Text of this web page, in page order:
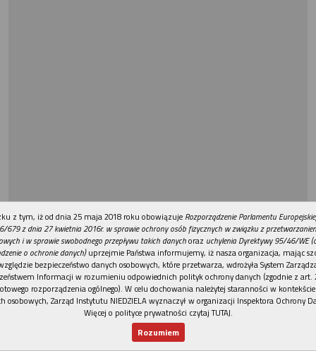
REKLAMA
z tym, iż od dnia 25 maja 2018 roku obowiązuje Rozporządzenie Parlamentu
679 z dnia 27 kwietnia 2016r. w sprawie ochrony osób fizycznych w związku z
i w sprawie swobodnego przepływu takich danychoraz uchylenia Dyrektywy 95/46/WE
o ochronie danych)uprzejmie Państwa informujemy, iż nasza organizacja, mając
bezpieczeństwo danych osobowych, które przetwarza, wdrożyła System
Informacji w rozumieniu odpowiednich polityk ochrony danych (zgodnie z art.
rozporządzenia ogólnego). W celu dochowania należytej staranności w
osobowych, Zarząd Instytutu NIEDZIELA wyznaczył w organizacji Inspektora Ochrony
Więcej o polityce prywatności czytaj TUTAJ.
Rozumiem